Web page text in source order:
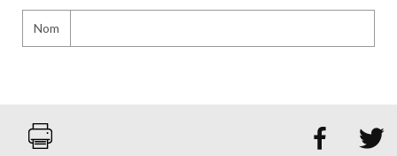
Nom
 